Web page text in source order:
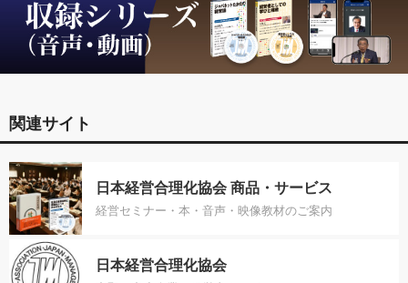
関連サイト
日本経営合理化協会 商品・サービス
経営セミナー・本・音声・映像教材のご案内
日本経営合理化協会